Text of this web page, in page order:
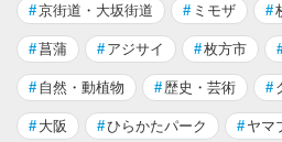
#京街道・大坂街道 # ミモザ #
#菖蒲 # アジサイ #枚方市
# 自然・動植物 # 歴史・芸術 #
# 大阪 #ひらかたパーク # ヤマ